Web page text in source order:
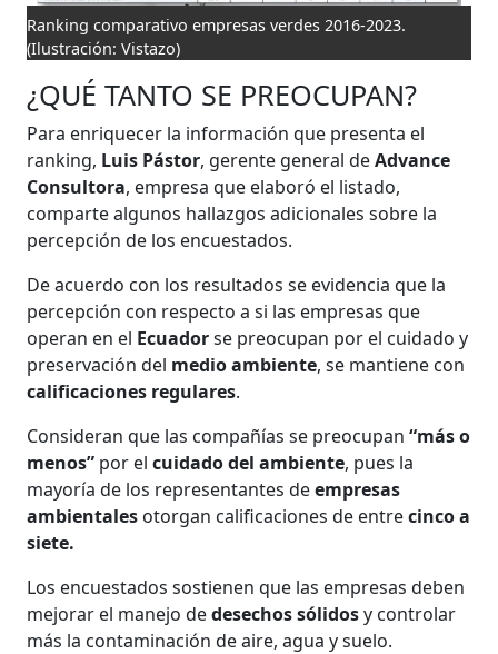
Ranking comparativo empresas verdes 2016-2023.
(Ilustración: Vistazo)
¿QUÉ TANTO SE PREOCUPAN?
Para enriquecer la información que presenta el
ranking, Luis Pástor, gerente general deAdvance
Consultora, empresa que elaboró el listado,
comparte algunos hallazgos adicionales sobre la
percepción de los encuestados.
De acuerdo con los resultados se evidencia que la
percepción con respecto a si las empresas que
operan en el Ecuadorse preocupan por el cuidado y
preservación del medio ambiente, se mantiene con
calificaciones regulares.
Consideran que las compañías se preocupan “más o
menos” por elcuidado del ambiente, pues la
mayoría de los representantes deempresas
ambientales otorgan calificaciones de entrecinco a
siete.
Los encuestados sostienen que las empresas deben
mejorar el manejo dedesechos sólidosy controlar
más la contaminación de aire, agua y suelo.